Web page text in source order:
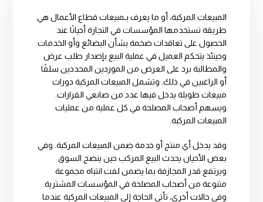
المبيعات المركبة، أو ما يعرف بـمبيعات قطاع الأعمال هي
طريقة تستخدمها المؤسسات في التجارة أحيانًا عند
الحصول على تعاقدات ضخمة بشأن البضائع وأو الخدمات
وحينئذ يتحكم العميل في عملية البيع بإصدار طلب عرض
والمطالبة برد على العرض من الموردين المحددين سلفًا
أو الراغبين في ذلك. وتشمل المبيعات المركبة دورات
مبيعات طويلة يدخل فيها عدد من صانعي القرارات.
ويسهم أصحاب المصلحة في كل عملية من عمليات
المبيعات المركبة.
وقد يدخل أي منتج أو خدمة ضمن المبيعات المركبة. وفي
بعض الأحيان يحدث البيع المركب حين ينضج السوق
ويرتفع قدر المجازفة بما يضمن لفت انتباه مجموعة
متنوعة من أصحاب المصلحة في المؤسسات المشترية.
وفي حالات أخرى، تأتي الحاجة إلى المبيعات المركبة عندما